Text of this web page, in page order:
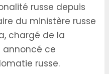
russe depuis
du ministère russe
chargé de la
annoncé ce
russe.